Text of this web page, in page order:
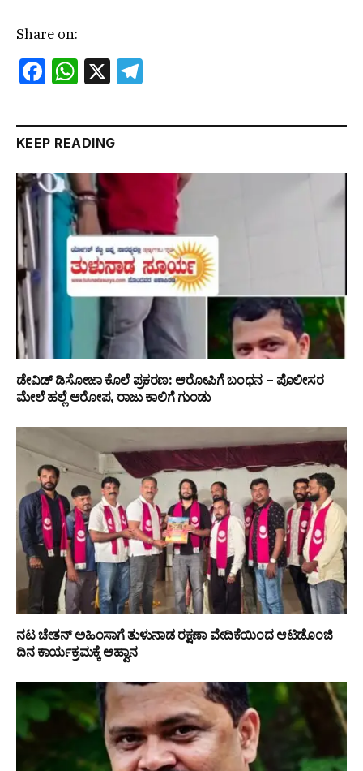
Share on:
Facebook
WhatsApp
X
KEEP READING
ಡೇವಿಡ್ ಡಿಸೋಜಾ ಕೊಲೆ ಪ್ರಕರಣ: ಆರೋಪಿಗೆ ಬಂಧನ – ಪೊಲೀಸರ
ಮೇಲೆ ಹಲ್ಲೆ ಆರೋಪ, ರಾಜು ಕಾಲಿಗೆ ಗುಂಡು
ನಟ ಚೇತನ್ ಅಹಿಂಸಾಗೆ ತುಳುನಾಡ ರಕ್ಷಣಾ ವೇದಿಕೆಯಿಂದ ಆಟಿಡೊಂಜಿ
ದಿನ ಕಾರ್ಯಕ್ರಮಕ್ಕೆ ಆಹ್ವಾನ